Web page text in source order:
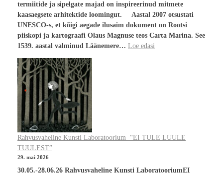
termiitide ja sipelgate majad on inspireerinud mitmete
kaasaegsete arhitektide loomingut. Aastal 2007 otsustati
UNESCO-s, et kõigi aegade ilusaim dokument on Rootsi
piiskopi ja kartograafi Olaus Magnuse teos Carta Marina. See
1539. aastal valminud Läänemere… Loe edasi
Rahvusvaheline Kunsti Laboratoorium “EI TULE LUULE
TUULEST”
29. mai 2026
30.05.-28.06.26 Rahvusvaheline Kunsti LaboratooriumEI